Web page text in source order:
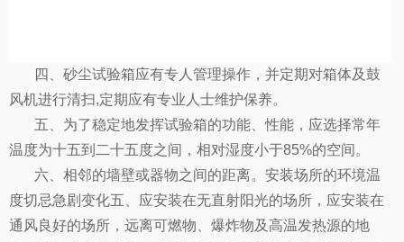
四、砂尘试验箱应有专人管理操作，并定期对箱体及鼓
风机进行清扫,定期应有专业人士维护保养。
五、为了稳定地发挥试验箱的功能、性能，应选择常年
温度为十五到二十五度之间，相对湿度小于85%的空间。
六、相邻的墙壁或器物之间的距离。安装场所的环境温
度切忌急剧变化五、应安装在无直射阳光的场所，应安装在
通风良好的场所，远离可燃物、爆炸物及高温发热源的地